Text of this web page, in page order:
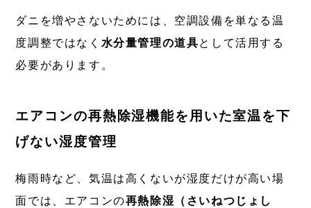
ダニを増やさないためには、空調設備を単なる温
度調整ではなく 水分量管理の道具として活用する
必要があります。
エアコンの再熱除湿機能を用いた室温を下
げない湿度管理
梅雨時など、気温は高くないが湿度だけが高い場
面では、エアコンの再熱除湿（さいねつじょし